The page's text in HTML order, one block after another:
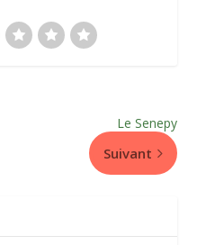
Le Senepy
Suivant